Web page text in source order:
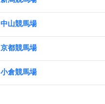
中山競馬場
京都競馬場
小倉競馬場